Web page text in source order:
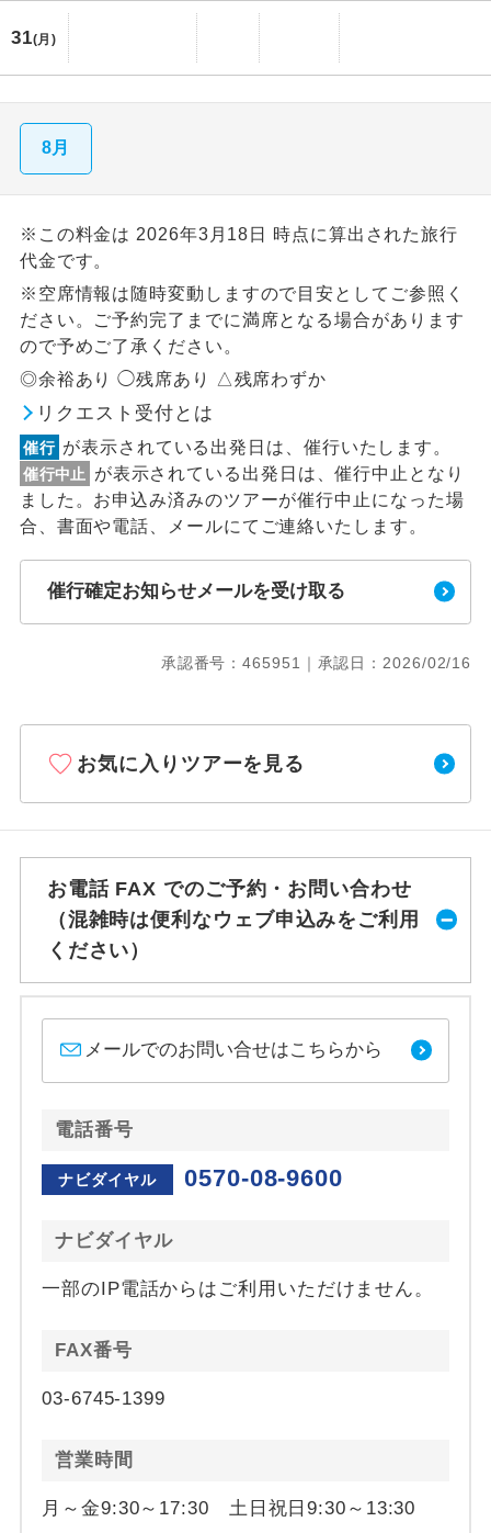
31(月)
8月
※この料金は 2026年3月18日 時点に算出された旅行
代金です。
※空席情報は随時変動しますので目安としてご参照く
ださい。ご予約完了までに満席となる場合があります
ので予めご了承ください。
◎余裕あり ◯残席あり △残席わずか
リクエスト受付とは
催行 が表示されている出発日は、催行いたします。
催行中止
が表示されている出発日は、催行中止となり
ました。お申込み済みのツアーが催行中止になった場
合、書面や電話、メールにてご連絡いたします。
催行確定お知らせメールを受け取る
承認番号：465951｜承認日：2026/02/16
お気に入りツアーを見る
お電話 FAX でのご予約・お問い合わせ
（混雑時は便利なウェブ申込みをご利用
ください）
メールでのお問い合せはこちらから
電話番号
ナビダイヤル 0570-08-9600
ナビダイヤル
一部のIP電話からはご利用いただけません。
FAX番号
03-6745-1399
営業時間
月～金9:30～17:30 土日祝日9:30～13:30